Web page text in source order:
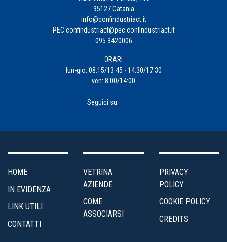
Internazionalizzazione
Marketing
e
Servizi
95127 Catania
info@confindustriact.it
PEC confindustriact@pec.confindustriact.it
095 3420006
ORARI
lun-gio: 08:15/13:45 - 14:30/17:30
ven: 8:00/14:00
Seguici su
HOME
IN EVIDENZA
LINK UTILI
CONTATTI
VETRINA
AZIENDE
COME
ASSOCIARSI
PRIVACY
POLICY
COOKIE POLICY
CREDITS